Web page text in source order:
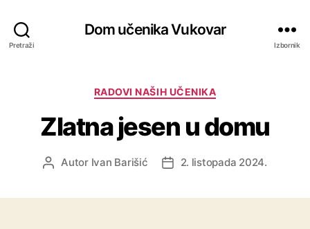
Pretraži
Dom učenika Vukovar
Izbornik
RADOVI NAŠIH UČENIKA
Zlatna jesen u domu
Autor Ivan Barišić 2. listopada 2024.